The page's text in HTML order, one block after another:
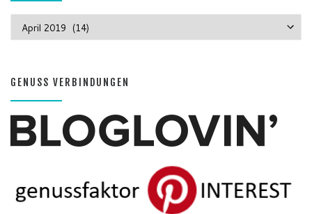
GENUSS VERBINDUNGEN